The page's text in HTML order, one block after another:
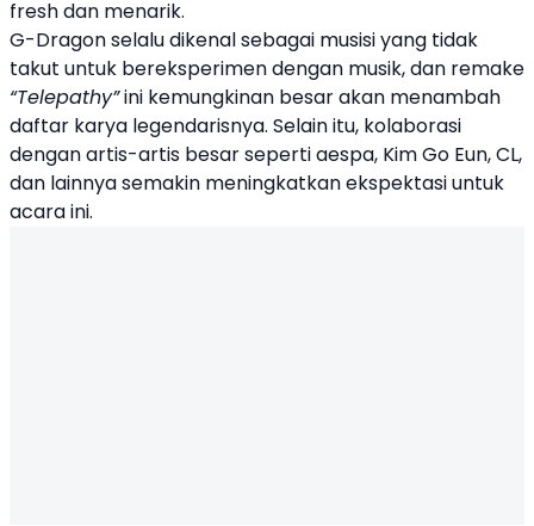
fresh dan menarik.
G-Dragon selalu dikenal sebagai musisi yang tidak
takut untuk bereksperimen dengan musik, dan remake
“Telepathy”ini kemungkinan besar akan menambah
daftar karya legendarisnya. Selain itu, kolaborasi
dengan artis-artis besar seperti aespa, Kim Go Eun, CL,
dan lainnya semakin meningkatkan ekspektasi untuk
acara ini.